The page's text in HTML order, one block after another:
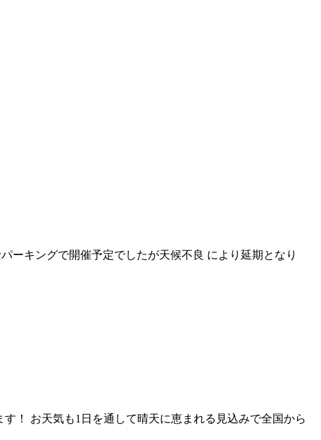
キングで開催予定でしたが天候不良 により延期となり
！ お天気も1日を通して晴天に恵まれる見込みで全国から